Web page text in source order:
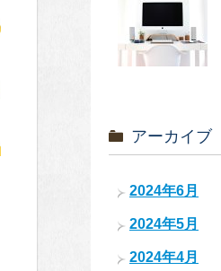
アーカイブ
2024年6月
2024年5月
2024年4月